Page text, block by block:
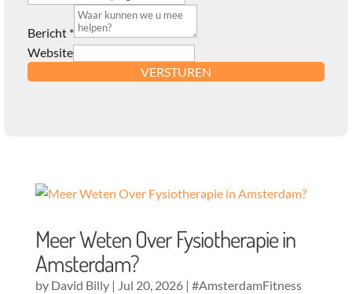
Bericht *
Website
VERSTUREN
Meer Weten Over Fysiotherapie in
Amsterdam?
by David Billy| Jul 20, 2026| #AmsterdamFitness